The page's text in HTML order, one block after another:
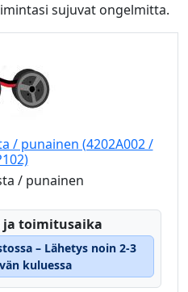
sujuvat ongelmitta.
/ punainen (4202A002 /
/ punainen
ja toimitusaika
– Lähetys noin 2-3
kuluessa